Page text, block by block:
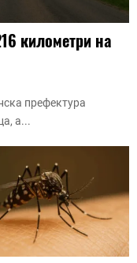
километри на
префектура
а...